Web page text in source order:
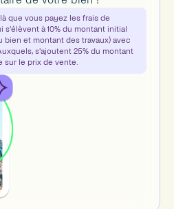
que vous payez les frais de
s'élèvent à 10% du montant initial
bien et montant des travaux) avec
s'ajoutent 25% du montant
sur le prix de vente.